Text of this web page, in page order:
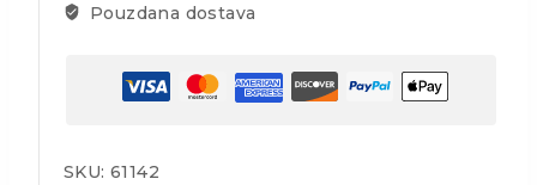
Pouzdana dostava
SKU: 61142